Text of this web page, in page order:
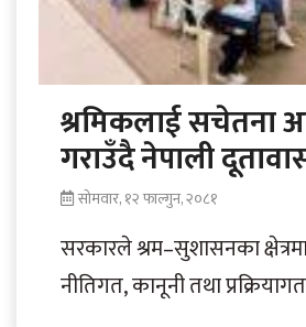
श्रमिकलाई सचेतना
गराउँदै नेपाली
सोमवार, १२ फाल्गुन, २०८१
सरकारले श्रम–सुशासनका
नीतिगत, कानूनी तथा